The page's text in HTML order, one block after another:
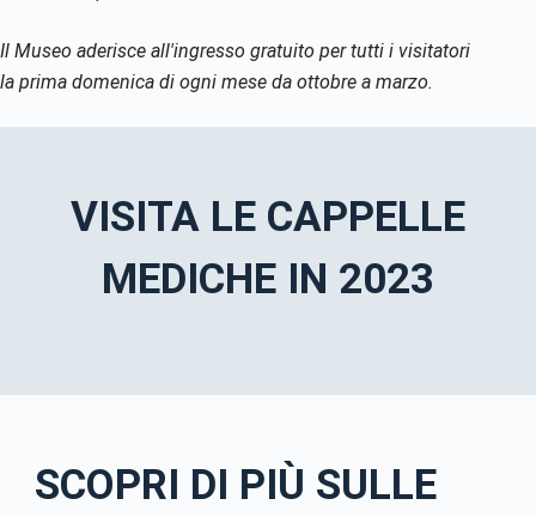
Il Museo aderisce all'ingresso gratuito per tutti i visitatori
la prima domenica di ogni mese da ottobre a marzo.
VISITA LE CAPPELLE
MEDICHE IN 2023
SCOPRI DI PIÙ SULLE